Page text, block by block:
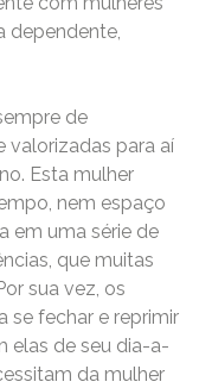
dependente,
de
valorizadas para aí
Esta mulher
nem espaço
em uma série de
que muitas
sua vez, os
se fechar e reprimir
elas de seu dia-a-
da mulher